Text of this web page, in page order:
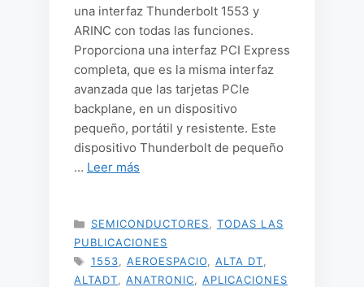
una interfaz Thunderbolt 1553 y
ARINC con todas las funciones.
Proporciona una interfaz PCI Express
completa, que es la misma interfaz
avanzada que las tarjetas PCIe
backplane, en un dispositivo
pequeño, portátil y resistente. Este
dispositivo Thunderbolt de pequeño
… Leer más
CATEGORÍAS
SEMICONDUCTORES
TODAS LAS
PUBLICACIONES
ETIQUETAS
1553 AEROESPACIO ALTA DT
ALTADT
ANATRONIC
APLICACIONES